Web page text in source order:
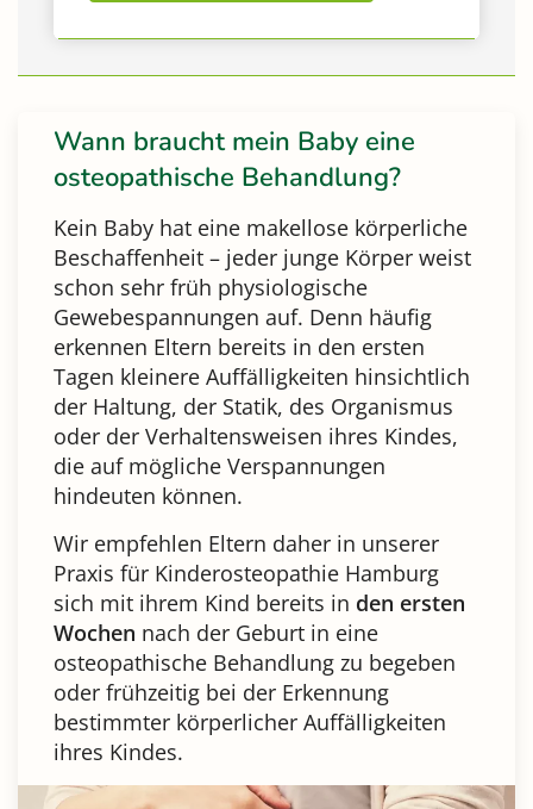
Wann braucht mein Baby eine
osteopathische Behandlung?
Kein Baby hat eine makellose körperliche
Beschaffenheit – jeder junge Körper weist
schon sehr früh physiologische
Gewebespannungen auf. Denn häufig
erkennen Eltern bereits in den ersten
Tagen kleinere Auffälligkeiten hinsichtlich
der Haltung, der Statik, des Organismus
oder der Verhaltensweisen ihres Kindes,
die auf mögliche Verspannungen
hindeuten können.
Wir empfehlen Eltern daher in unserer
Praxis für Kinderosteopathie Hamburg
sich mit ihrem Kind bereits in den ersten
Wochen nach der Geburt in eine
osteopathische Behandlung zu begeben
oder frühzeitig bei der Erkennung
bestimmter körperlicher Auffälligkeiten
ihres Kindes.